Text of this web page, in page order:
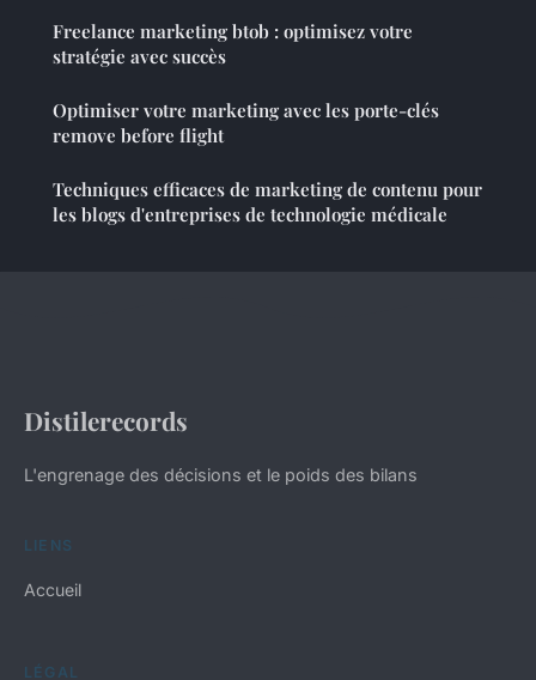
Freelance marketing btob : optimisez votre
stratégie avec succès
Optimiser votre marketing avec les porte-clés
remove before flight
Techniques efficaces de marketing de contenu pour
les blogs d'entreprises de technologie médicale
Distilerecords
L'engrenage des décisions et le poids des bilans
LIENS
Accueil
LÉGAL